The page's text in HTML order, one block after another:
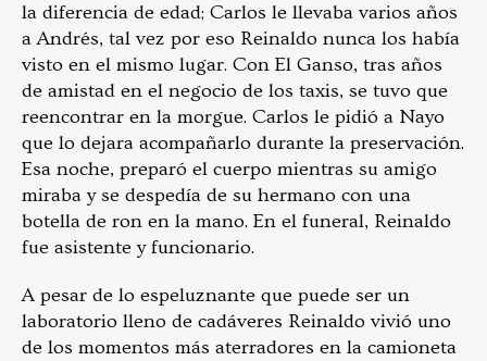
la diferencia de edad; Carlos le llevaba varios años
a Andrés, tal vez por eso Reinaldo nunca los había
visto en el mismo lugar. Con El Ganso, tras años
de amistad en el negocio de los taxis, se tuvo que
reencontrar en la morgue. Carlos le pidió a Nayo
que lo dejara acompañarlo durante la preservación.
Esa noche, preparó el cuerpo mientras su amigo
miraba y se despedía de su hermano con una
botella de ron en la mano. En el funeral, Reinaldo
fue asistente y funcionario.
A pesar de lo espeluznante que puede ser un
laboratorio lleno de cadáveres Reinaldo vivió uno
de los momentos más aterradores en la camioneta